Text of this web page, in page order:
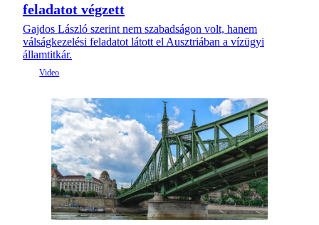
feladatot végzett
Gajdos László szerint nem szabadságon volt, hanem
válságkezelési feladatot látott el Ausztriában a vízügyi
államtitkár.